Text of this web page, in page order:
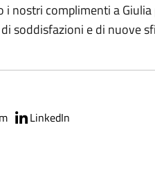
nostri complimenti a Giulia
soddisfazioni e di nuove
LinkedIn